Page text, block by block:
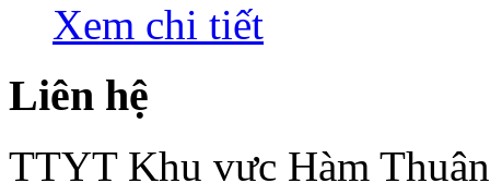
Xem chi tiết
Liên hệ
TTYT Khu vực Hàm